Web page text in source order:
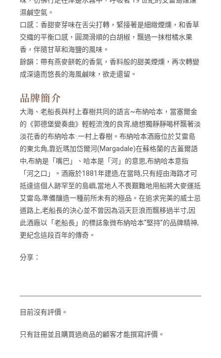
濕鹹空氣。
口感： 香甜麥芽味在舌尖打轉，緊接著是細緻煙燻，和香草
交織的平衡口感，圓潤滑順的白胡椒，飄過一抹柑橘水果
香，伴隨甘草和海鹽的風味。
餘韻： 帶有燕麥餅乾的香氣，香料般的甜美煙燻，再次轉變
成深遠而悠長的海風鹹味，欲走還留。
品牌簡介
大海、老船長與村上春樹共同的語言~布納哈本，當塞爾金
的《郭德堡變奏曲》輕輕流洩的良宵,總想獨靜靜喝杯飄著淡
淡花香的布納哈本·.一村上春樹。布納哈本酒廠位於艾雷島
的東北角,靠近瑪加岱爾河(Margadale)在蘇格蘭的古蓋爾語
中,布納是「嘴巴」、哈本是「河」的意思,布納哈本意指
「河之口」。酒廠於1881年建造,在當時,只有經由海路才可
抵達這個人跡罕至的島嶼,當地人不畏艱難地用船將大麥運抵
艾雷岛,準備釀造一種前所未有的極品。在追求完美的威士忌
道路上,老船長的決心並不曾因為滔天巨浪而飄移過半寸,因
此酒廠以「老船長」的標誌象微布納哈本“堅持”的品牌精神,
更紀念這段百年的傳奇。
分享：
目前沒有評價。
只有註冊並且購買過商品的顧客才能撰寫評價。